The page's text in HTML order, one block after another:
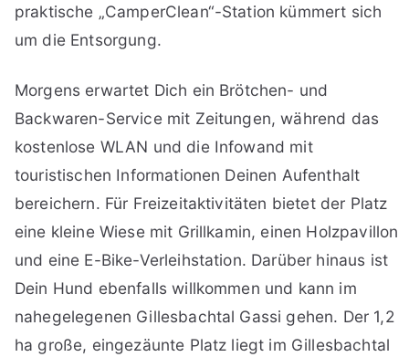
praktische „CamperClean“-Station kümmert sich
um die Entsorgung.
Morgens erwartet Dich ein Brötchen- und
Backwaren-Service mit Zeitungen, während das
kostenlose WLAN und die Infowand mit
touristischen Informationen Deinen Aufenthalt
bereichern. Für Freizeitaktivitäten bietet der Platz
eine kleine Wiese mit Grillkamin, einen Holzpavillon
und eine E-Bike-Verleihstation. Darüber hinaus ist
Dein Hund ebenfalls willkommen und kann im
nahegelegenen Gillesbachtal Gassi gehen. Der 1,2
ha große, eingezäunte Platz liegt im Gillesbachtal